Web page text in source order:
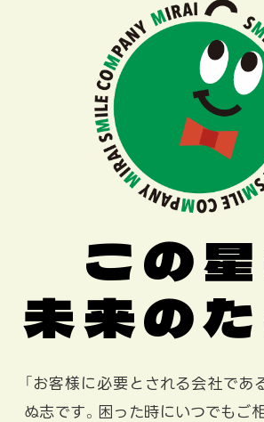
この
未来の
「お客様に必要とされる会社であ
ぬ志です。困った時にいつでもご